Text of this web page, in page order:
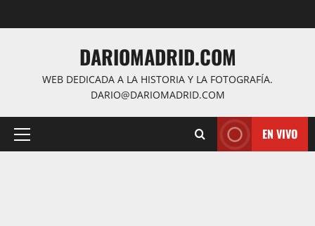
al
DARIOMADRID.COM
WEB DEDICADA A LA HISTORIA Y LA FOTOGRAFÍA.
DARIO@DARIOMADRID.COM
Menú
EN VIVO